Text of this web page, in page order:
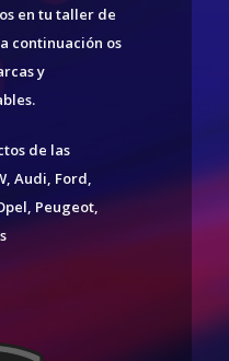
en tu taller de
continuación os
y
de las
Audi, Ford,
Peugeot,